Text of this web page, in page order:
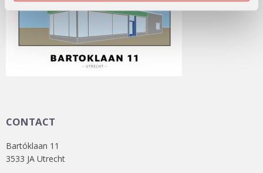
CONTACT
Bartóklaan 11
3533 JA Utrecht